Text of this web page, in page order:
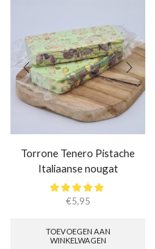
Torrone Tenero Pistache
Italiaanse nougat
€5,95
TOEVOEGEN AAN
WINKELWAGEN